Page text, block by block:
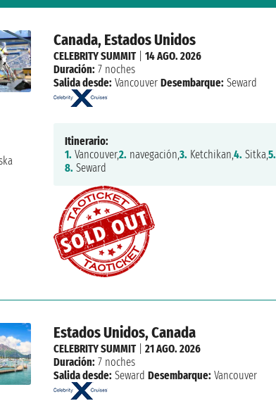
Canada, Estados Unidos
CELEBRITY SUMMIT|14 AGO. 2026
Duración: 7 noches
Salida desde: Vancouver Desembarque: Seward
Itinerario:
1. Vancouver,2. navegación,3. Ketchikan,4. Sitka,5.
8. Seward
Estados Unidos, Canada
CELEBRITY SUMMIT|21 AGO. 2026
Duración: 7 noches
Salida desde: Seward Desembarque: Vancouver